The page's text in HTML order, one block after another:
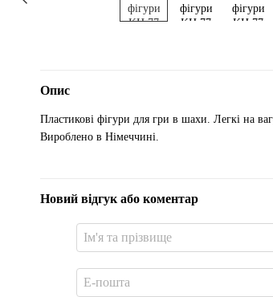
Опис
Пластикові фігури для гри в шахи. Легкі на
Вироблено в Німеччині.
Новий відгук або коментар